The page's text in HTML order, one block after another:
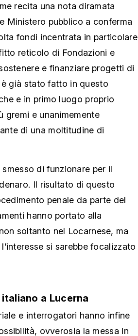
recita una nota diramata
Ministero pubblico a conferma
fondi incentrata in particolare
reticolo di Fondazioni e
e finanziare progetti di
già stato fatto in questo
e in primo luogo proprio
gremi e unanimemente
di una moltitudine di
di funzionare per il
Il risultato di questo
penale da parte del
hanno portato alla
soltanto nel Locarnese, ma
si sarebbe focalizzato
a Lucerna
e interrogatori hanno infine
ovverosia la messa in